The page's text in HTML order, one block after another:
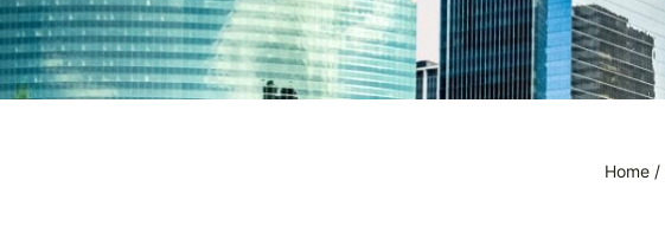
Home /